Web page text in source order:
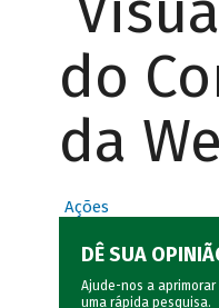
do
da
Ações
DÊ SUA
Ajude-nos a aprimorar
uma rápida pesquisa.